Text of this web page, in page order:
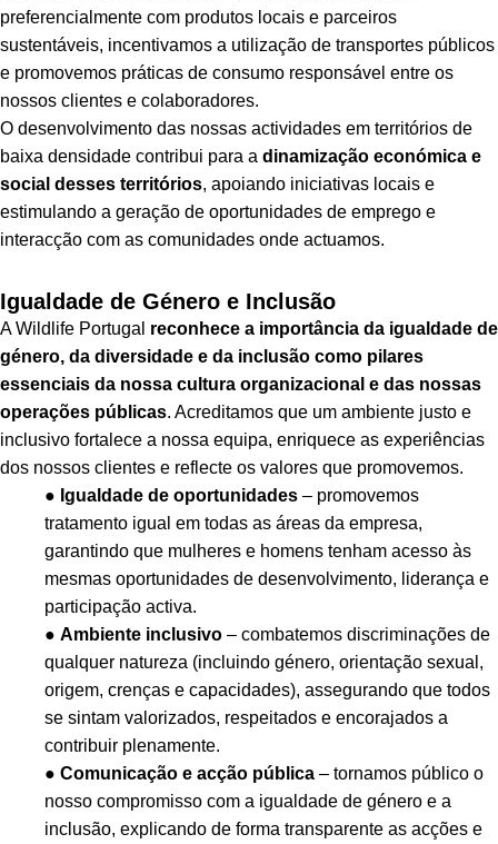
preferencialmente com produtos locais e parceiros
sustentáveis, incentivamos a utilização de transportes públicos
e promovemos práticas de consumo responsável entre os
nossos clientes e colaboradores.
O desenvolvimento das nossas actividades em territórios de
baixa densidade contribui para a dinamização económica e
social desses territórios, apoiando iniciativas locais e
estimulando a geração de oportunidades de emprego e
interacção com as comunidades onde actuamos.
Igualdade de Género e Inclusão
A Wildlife Portugal reconhece a importância da igualdade de
género, da diversidade e da inclusão como pilares
essenciais da nossa cultura organizacional e das nossas
operações públicas. Acreditamos que um ambiente justo e
inclusivo fortalece a nossa equipa, enriquece as experiências
dos nossos clientes e reflecte os valores que promovemos.
● Igualdade de oportunidades – promovemos
tratamento igual em todas as áreas da empresa,
garantindo que mulheres e homens tenham acesso às
mesmas oportunidades de desenvolvimento, liderança e
participação activa.
● Ambiente inclusivo – combatemos discriminações de
qualquer natureza (incluindo género, orientação sexual,
origem, crenças e capacidades), assegurando que todos
se sintam valorizados, respeitados e encorajados a
contribuir plenamente.
● Comunicação e acção pública – tornamos público o
nosso compromisso com a igualdade de género e a
inclusão, explicando de forma transparente as acções e